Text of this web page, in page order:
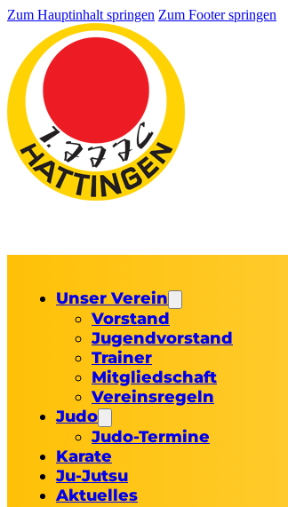
Zum Hauptinhalt springen Zum Footer springen
Unser Verein
Vorstand
Jugendvorstand
Trainer
Mitgliedschaft
Vereinsregeln
Judo
Judo-Termine
Karate
Ju-Jutsu
Aktuelles